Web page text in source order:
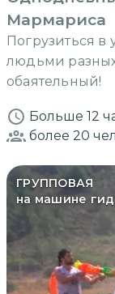
Мармариса
Погрузиться
людьми
обаятельный!
Больше 12
более 20
ГРУППОВАЯ
на машине